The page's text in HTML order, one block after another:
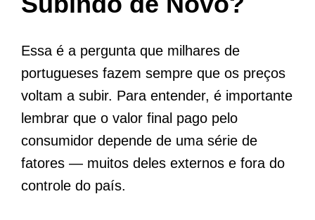
Essa é a pergunta que milhares de
portugueses fazem sempre que os preços
voltam a subir. Para entender, é importante
lembrar que o valor final pago pelo
consumidor depende de uma série de
fatores — muitos deles externos e fora do
controle do país.